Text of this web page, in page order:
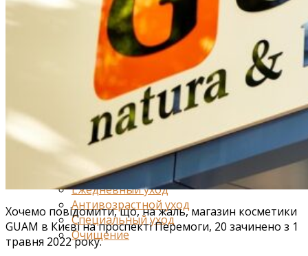
Средства от отечности
Коррекция фигуры и лифтинг
Для груди
Для ванн и душа
Специальный уход
Для живота и талии
Для спорта
Лицо
Глаза и губы
Ежедневный уход
Антивозрастной уход
Специальный уход
Очищение
Хочемо повідомити, що, на жаль, магазин косметики
GUAM в Києві на проспекті Перемоги, 20 зачинено з 1
травня 2022 року.